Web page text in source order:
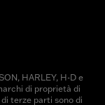
HARLEY, H-D e
di proprietà di
terze parti sono di